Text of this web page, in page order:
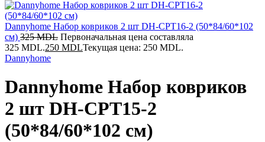
Dannyhome Набор ковриков 2 шт DH-CPT16-2 (50*84/60*102
см) 325MDL Первоначальная цена составляла
325 MDL.250 MDLТекущая цена: 250 MDL.
Dannyhome
Dannyhome Набор ковриков
2 шт DH-CPT15-2
(50*84/60*102 см)